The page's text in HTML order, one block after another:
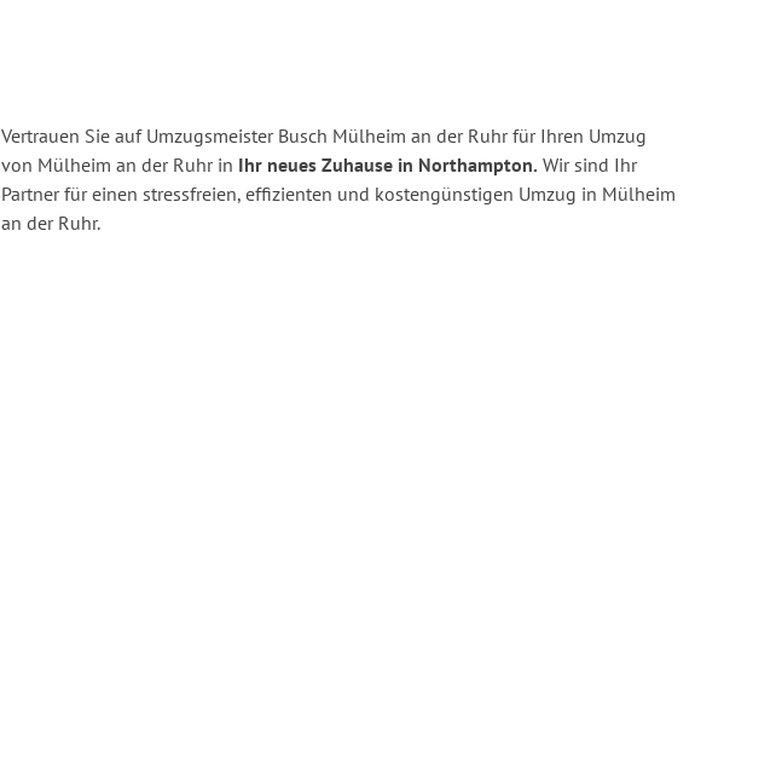
Vertrauen Sie auf Umzugsmeister Busch Mülheim an der Ruhr für Ihren Umzug
von Mülheim an der Ruhr in Ihr neues Zuhause in Northampton. Wir sind Ihr
Partner für einen stressfreien, effizienten und kostengünstigen Umzug in Mülheim
an der Ruhr.